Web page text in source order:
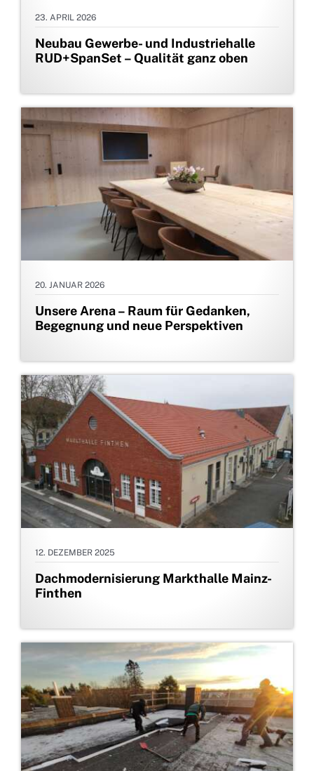
23. APRIL 2026
Neubau Gewerbe- und Industriehalle
RUD+SpanSet – Qualität ganz oben
20. JANUAR 2026
Unsere Arena – Raum für Gedanken,
Begegnung und neue Perspektiven
12. DEZEMBER 2025
Dachmodernisierung Markthalle Mainz-
Finthen